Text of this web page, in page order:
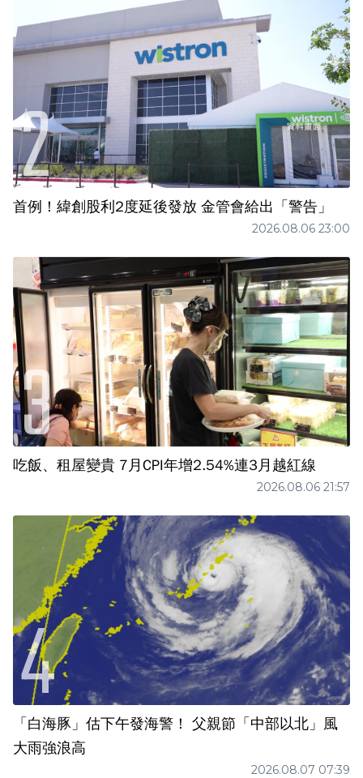
首例！緯創股利2度延後發放 金管會給出「警告」
2026.08.06 23:00
吃飯、租屋變貴 7月CPI年增2.54%連3月越紅線
2026.08.06 21:57
「白海豚」估下午發海警！ 父親節「中部以北」風
大雨強浪高
2026.08.07 07:39